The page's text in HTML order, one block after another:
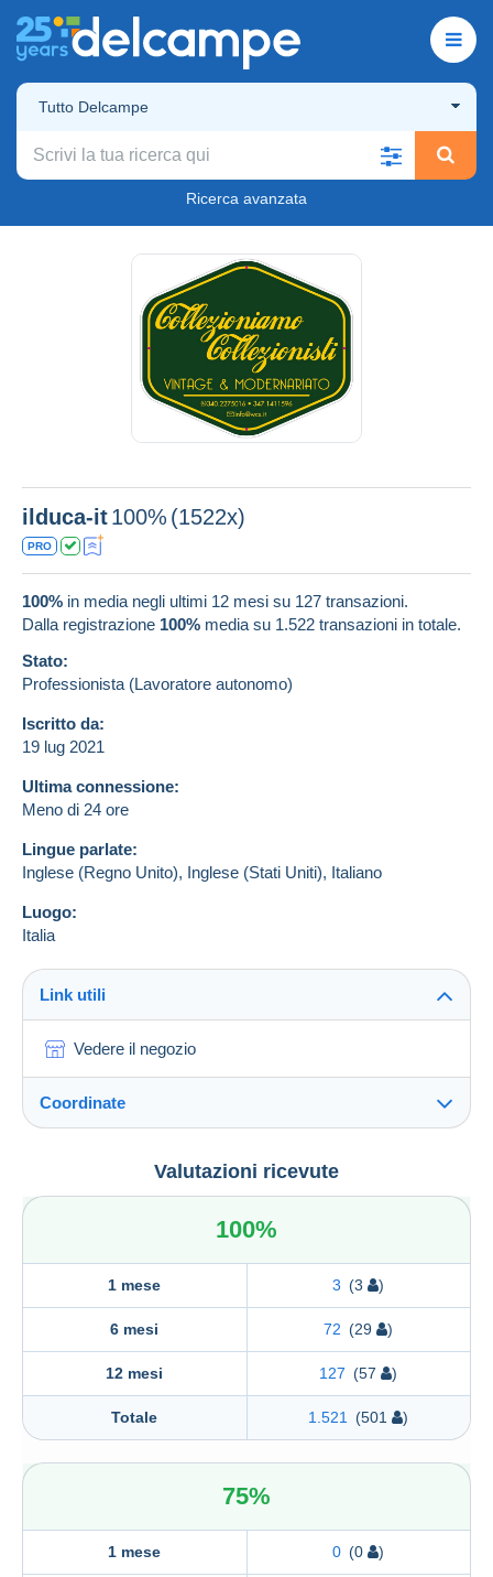
Tutto Delcampe
Ricerca avanzata
ilduca-it100% (1522x)
PRO
100% in media negli ultimi 12 mesi su 127 transazioni.
Dalla registrazione 100% media su 1.522 transazioni in totale.
Stato:
Professionista (Lavoratore autonomo)
Iscritto da:
19 lug 2021
Ultima connessione:
Meno di 24 ore
Lingue parlate:
Inglese (Regno Unito), Inglese (Stati Uniti), Italiano
Luogo:
Italia
Link utili
Vedere il negozio
Coordinate
Collezioniamo Collezionisti di Fici Luigi
Valutazioni ricevute
100%
1 mese 3 (3 )
6 mesi 72 (29 )
12 mesi 127 (57 )
Totale 1.521 (501 )
75%
1 mese 0 (0 )